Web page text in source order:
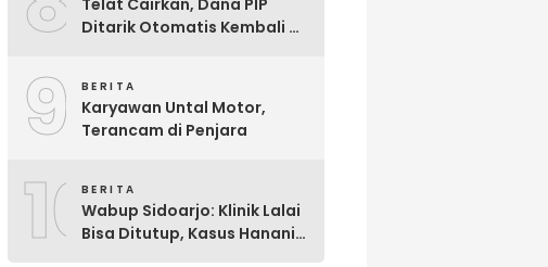
Telat Cairkan, Dana PIP
Ditarik Otomatis Kembali Ke
9 BERITA
Karyawan Untal Motor,
Terancam di Penjara
10BERITA
Wabup Sidoarjo: Klinik Lalai
Bisa Ditutup, Kasus Hanania